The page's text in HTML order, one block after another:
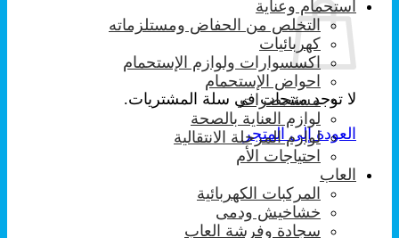
لا توجد منتجات في سلة المشتريات.
العودة إلى المتجر
استحمام وعناية
التخلص من الحفاض ومستلزماته
كهربائيات
اكسسوارات ولوازم الإستحمام
احواض الإستحمام
مستحضرات
لوازم العناية بالصحة
لوازم المرحلة الانتقالية
احتياجات الأم
العاب
المركبات الكهربائية
خشاخيش ودمى
سجادة وفرشة العاب